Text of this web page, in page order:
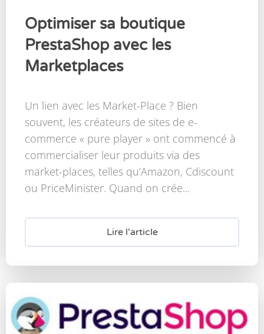
Optimiser sa boutique
PrestaShop avec les
Marketplaces
Un lien avec les Market-Place ? Bien
souvent, les créateurs de sites de e-
commerce « pure player » ont commencé à
commercialiser leur produits via des
market-places, telles qu’Amazon, Cdiscount
ou PriceMinister. Quand on crée...
Lire l'article